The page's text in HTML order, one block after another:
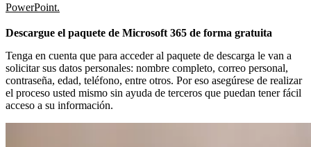
PowerPoint.
Descargue el paquete de Microsoft 365 de forma gratuita
Tenga en cuenta que para acceder al paquete de descarga le van a
solicitar sus datos personales: nombre completo, correo personal,
contraseña, edad, teléfono, entre otros. Por eso asegúrese de realizar
el proceso usted mismo sin ayuda de terceros que puedan tener fácil
acceso a su información.